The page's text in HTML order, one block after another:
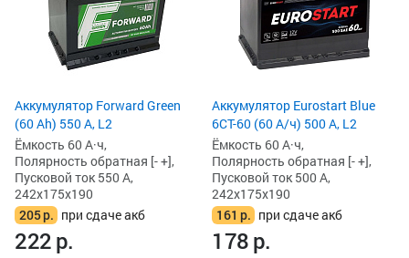
Аккумулятор Forward Green
(60 Ah) 550 А, L2
Ёмкость 60 А·ч,
Полярность обратная [- +],
Пусковой ток 550 А,
242x175x190
205р. при сдаче акб
222р.
Аккумулятор Eurostart Blue
6CT-60 (60 А/ч) 500 А, L2
Ёмкость 60 А·ч,
Полярность обратная [- +],
Пусковой ток 500 А,
242x175x190
161 р. при сдаче акб
178р.